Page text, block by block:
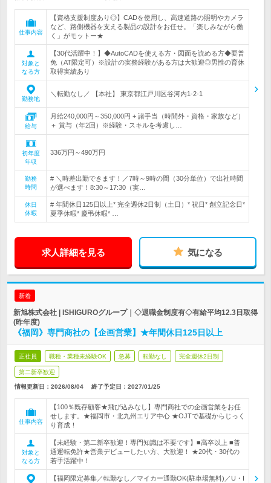
仕事内容
【資格支援制度あり◎】CADを使用し、高速道路の照明やカメラ
など、路側機器を支える製品の設計をお任せ。「楽しみながら働
く」がモットー★
対象と
なる方
【30代活躍中！】◆AutoCADを使える方・図面を読める方◆要普
免（AT限定可）※設計の実務経験がある方は大歓迎◎男性の育休
取得実績あり
勤務地
＼転勤なし／ 【本社】 東京都江戸川区谷河内1-2-1
給与
月給240,000円～350,000円 + 諸手当（時間外・資格・家族など）
＋ 賞与（年2回）※経験・スキルを考慮し…
初年度
年収
336万円～490万円
勤務
時間
# ＼時差出勤できます！／7時～9時の間（30分単位）で出社時間
が選べます！8:30～17:30（実…
休日
休暇
# 年間休日125日以上* 完全週休2日制（土日）* 祝日* 創立記念日*
夏季休暇* 慶弔休暇* …
求人詳細を見る 気になる
新着
新旭株式会社 | ISHIGUROグループ｜◇退職金制度有◇有給平均12.3日取得
(昨年度)
《福岡》専門商社の【企画営業】★年間休日125日以上
正社員 職種・業種未経験OK 急募 転勤なし 完全週休2日制
第二新卒歓迎
情報更新日：2026/08/04 終了予定日： 2027/01/25
仕事内容
【100％既存顧客★飛び込みなし】専門商社での企画営業をお任
せします。★福岡市・北九州エリア中心 ★OJTで基礎からじっく
り育成！
対象と
なる方
【未経験・第二新卒歓迎！専門知識は不要です】■高卒以上 ■普
通運転免許★営業デビューしたい方、大歓迎！ ★20代・30代の
若手活躍中！
【福岡限定募集／転勤なし／マイカー通勤OK(駐車場無料)／U・I